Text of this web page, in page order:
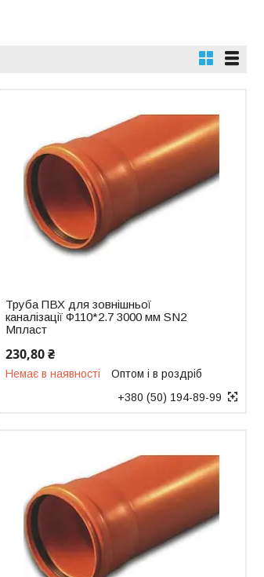
Труба ПВХ для зовнішньої
каналізації Ф110*2.7 3000 мм SN2
Мпласт
230,80 ₴
Немає в наявності
Оптом і в роздріб
+380 (50) 194-89-99